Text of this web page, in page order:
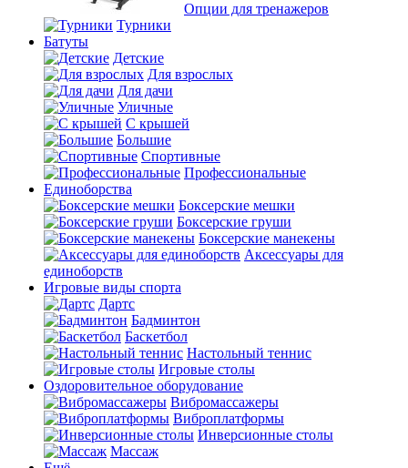
Опции для тренажеров
Турники
Батуты
Детские
Для взрослых
Для дачи
Уличные
С крышей
Большие
Спортивные
Профессиональные
Единоборства
Боксерские мешки
Боксерские груши
Боксерские манекены
Аксессуары для
единоборств
Игровые виды спорта
Дартс
Бадминтон
Баскетбол
Настольный теннис
Игровые столы
Оздоровительное оборудование
Вибромассажеры
Виброплатформы
Инверсионные столы
Массаж